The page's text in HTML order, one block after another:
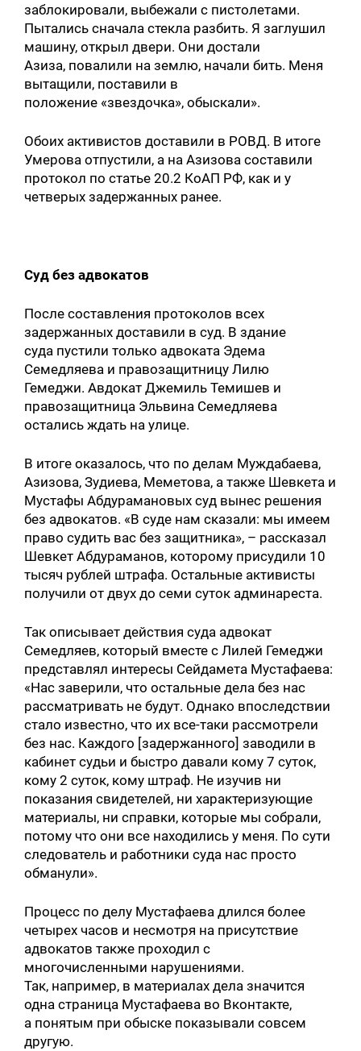
Искать:
заблокировали, выбежали с пистолетами.
Пытались сначала стекла разбить. Я заглушил
машину, открыл двери. Они достали
Азиза, повалили на землю, начали бить. Меня
вытащили, поставили в
положение «звездочка», обыскали».
Обоих активистов доставили в РОВД. В итоге
Умерова отпустили, а на Азизова составили
протокол по статье 20.2 КоАП РФ, как и у
четверых задержанных ранее.
Суд без адвокатов
После составления протоколов всех
задержанных доставили в суд. В здание
суда пустили только адвоката Эдема
Семедляева и правозащитницу Лилю
Гемеджи. Авдокат Джемиль Темишев и
правозащитница Эльвина Семедляева
остались ждать на улице.
В итоге оказалось, что по делам Муждабаева,
Азизова, Зудиева, Меметова, а также Шевкета и
Мустафы Абдурамановых суд вынес решения
без адвокатов. «В суде нам сказали: мы имеем
право судить вас без защитника», – рассказал
Шевкет Абдураманов, которому присудили 10
тысяч рублей штрафа. Остальные активисты
получили от двух до семи суток админареста.
Так описывает действия суда адвокат
Семедляев, который вместе с Лилей Гемеджи
представлял интересы Сейдамета Мустафаева:
«Нас заверили, что остальные дела без нас
рассматривать не будут. Однако впоследствии
стало известно, что их все-таки рассмотрели
без нас. Каждого [задержанного] заводили в
кабинет судьи и быстро давали кому 7 суток,
кому 2 суток, кому штраф. Не изучив ни
показания свидетелей, ни характеризующие
материалы, ни справки, которые мы собрали,
потому что они все находились у меня. По сути
следователь и работники суда нас просто
обманули».
Процесс по делу Мустафаева длился более
четырех часов и несмотря на присутствие
адвокатов также проходил с
многочисленными нарушениями.
Так, например, в материалах дела значится
одна страница Мустафаева во Вконтакте,
а понятым при обыске показывали совсем
другую.